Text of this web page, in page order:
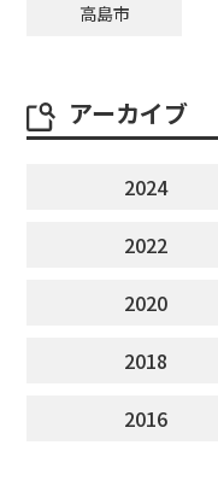
高島市
アーカイブ
2024
2022
2020
2018
2016